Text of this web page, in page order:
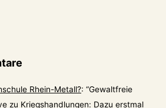
Rhein-Metall?: “Gewaltfreie
zu Kriegshandlungen: Dazu erstmal